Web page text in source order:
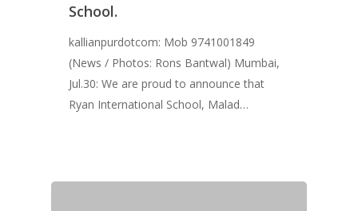
School.
kallianpurdotcom: Mob 9741001849
(News / Photos: Rons Bantwal) Mumbai,
Jul.30: We are proud to announce that
Ryan International School, Malad…